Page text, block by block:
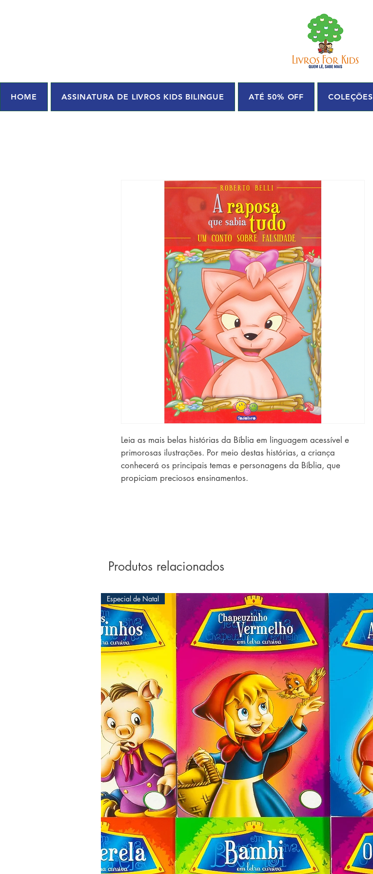
HOME ASSINATURA DE LIVROS KIDS BILINGUE ATÉ 50% OFF COLEÇÕES
Leia as mais belas histórias da Bíblia em linguagem acessível e
primorosas ilustrações. Por meio destas histórias, a criança
conhecerá os principais temas e personagens da Bíblia, que
propiciam preciosos ensinamentos.
Produtos relacionados
Especial de Natal